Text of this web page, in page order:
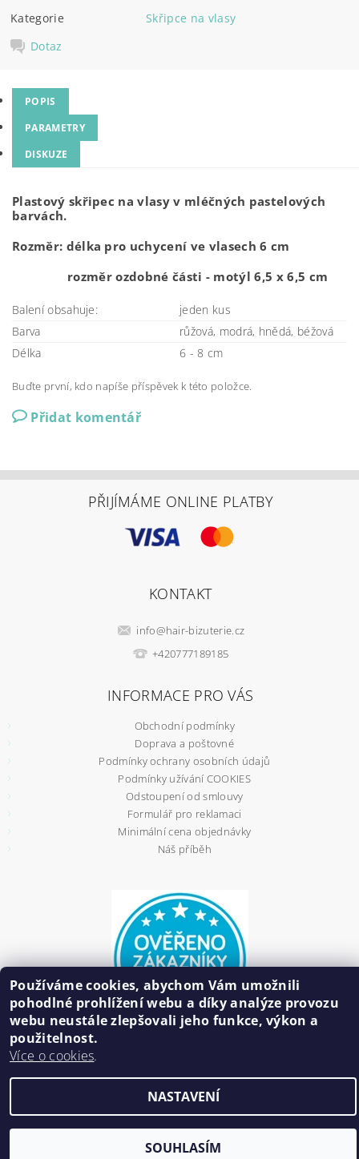
Kategorie
Skřipce na vlasy
Dotaz
POPIS
PARAMETRY
DISKUZE
Plastový skřipec na vlasy v mléčných pastelových
barvách.
Rozměr: délka pro uchycení ve vlasech 6 cm
rozměr ozdobné části - motýl 6,5 x 6,5 cm
Balení obsahuje:
jeden kus
Barva
růžová, modrá, hnědá, béžová
Délka
6 - 8 cm
Buďte první, kdo napíše příspěvek k této položce.
Přidat komentář
PŘIJÍMÁME ONLINE PLATBY
KONTAKT
info@hair-bizuterie.cz
+420777189185
INFORMACE PRO VÁS
Obchodní podmínky
Doprava a poštovné
Podmínky ochrany osobních údajů
Podmínky užívání COOKIES
Odstoupení od smlouvy
Formulář pro reklamaci
Minimální cena objednávky
Náš příběh
2026 ©HAIR BIŽUTERIE, všechna práva vyhrazena
Vytvořil Shoptet
Používáme cookies, abychom Vám umožnili
pohodlné prohlížení webu a díky analýze provozu
webu neustále zlepšovali jeho funkce, výkon a
použitelnost.
Více o cookies.
NASTAVENÍ
SOUHLASÍM